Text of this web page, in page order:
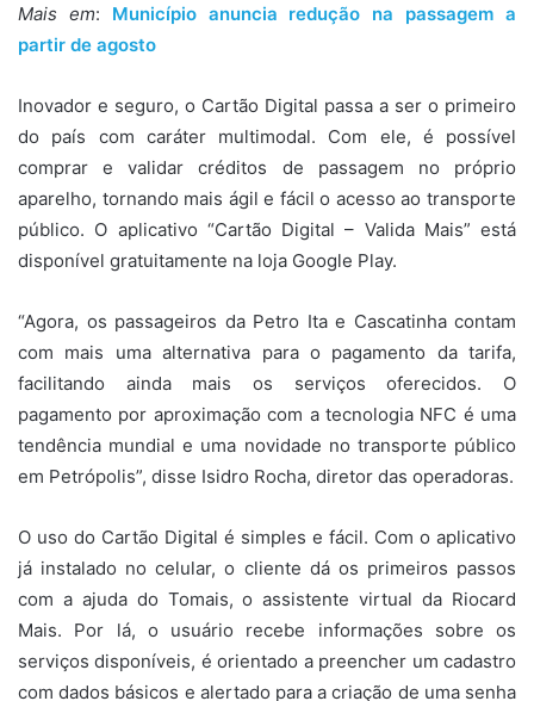
Mais em: Município anuncia redução na passagem a
partir de agosto
Inovador e seguro, o Cartão Digital passa a ser o primeiro
do país com caráter multimodal. Com ele, é possível
comprar e validar créditos de passagem no próprio
aparelho, tornando mais ágil e fácil o acesso ao transporte
público. O aplicativo “Cartão Digital – Valida Mais” está
disponível gratuitamente na loja Google Play.
“Agora, os passageiros da Petro Ita e Cascatinha contam
com mais uma alternativa para o pagamento da tarifa,
facilitando ainda mais os serviços oferecidos. O
pagamento por aproximação com a tecnologia NFC é uma
tendência mundial e uma novidade no transporte público
em Petrópolis”, disse Isidro Rocha, diretor das operadoras.
O uso do Cartão Digital é simples e fácil. Com o aplicativo
já instalado no celular, o cliente dá os primeiros passos
com a ajuda do Tomais, o assistente virtual da Riocard
Mais. Por lá, o usuário recebe informações sobre os
serviços disponíveis, é orientado a preencher um cadastro
com dados básicos e alertado para a criação de uma senha